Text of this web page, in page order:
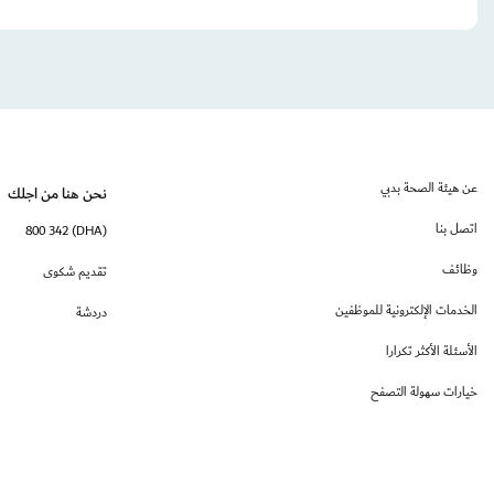
عن هيئة الصحة بدبي
اتصل بنا
وظائف
الخدمات الإلكترونية للموظفين
الأسئلة الأكثر تكرارا
خيارات سهولة التصفح
نحن هنا من اجلك
(DHA) 800 342
تقديم شكوى
دردشة